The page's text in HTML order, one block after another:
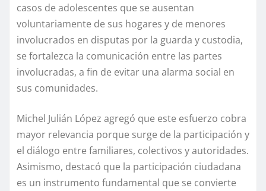
casos de adolescentes que se ausentan
voluntariamente de sus hogares y de menores
involucrados en disputas por la guarda y custodia,
se fortalezca la comunicación entre las partes
involucradas, a fin de evitar una alarma social en
sus comunidades.
Michel Julián López agregó que este esfuerzo cobra
mayor relevancia porque surge de la participación y
el diálogo entre familiares, colectivos y autoridades.
Asimismo, destacó que la participación ciudadana
es un instrumento fundamental que se convierte